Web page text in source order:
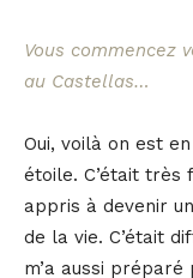
Vous commencez
au Castellas…
Oui, voilà on est
étoile. C’était très
appris à devenir
de la vie. C’était
m’a aussi